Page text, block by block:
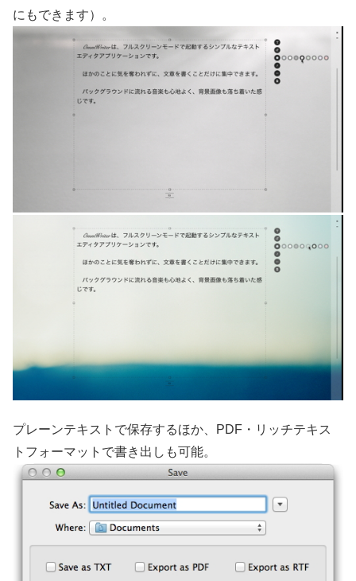
にもできます）。
プレーンテキストで保存するほか、PDF・リッチテキス
トフォーマットで書き出しも可能。